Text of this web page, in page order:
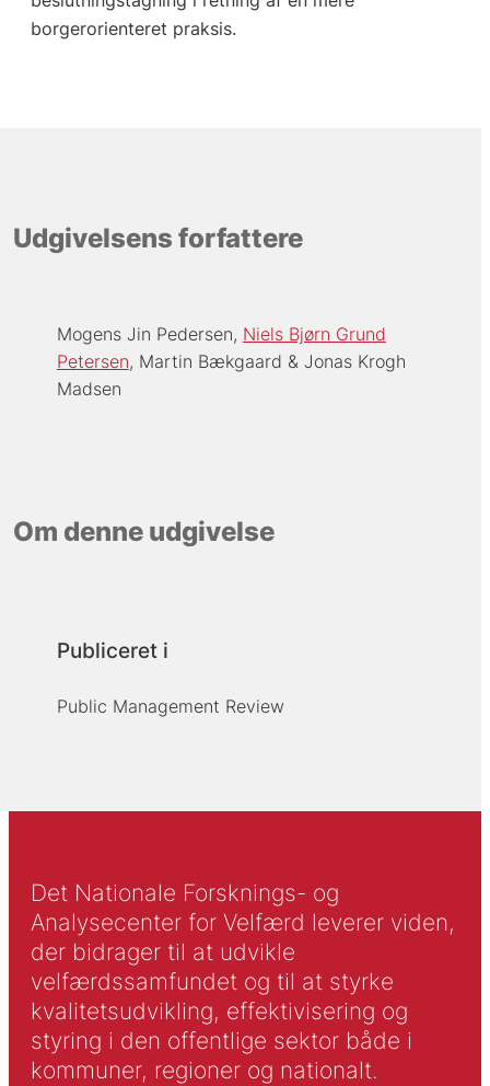
borgerorienteret praksis.
Udgivelsens forfattere
Mogens Jin Pedersen Niels Bjørn Grund
Petersen Martin Bækgaard
Jonas Krogh
Madsen
Om denne udgivelse
Publiceret i
Public Management Review
Det Nationale Forsknings- og
Analysecenter for Velfærd leverer viden,
der bidrager til at udvikle
velfærdssamfundet og til at styrke
kvalitetsudvikling, effektivisering og
styring i den offentlige sektor både i
kommuner, regioner og nationalt.